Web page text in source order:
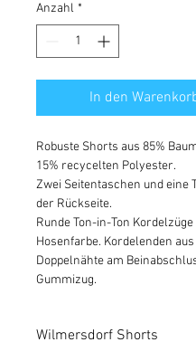
Anzahl *
In den
Robuste Shorts aus 85%
15% recycelten Polyester.
Zwei Seitentaschen und eine
der Rückseite.
Runde Ton-in-Ton Kordelzüge
Hosenfarbe. Kordelenden
Doppelnähte am
Gummizug.
Wilmersdorf Shorts